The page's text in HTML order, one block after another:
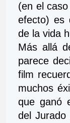
(en el
efecto) es
de la vida
Más allá
parece
film
muchos
que ganó
del Jurado